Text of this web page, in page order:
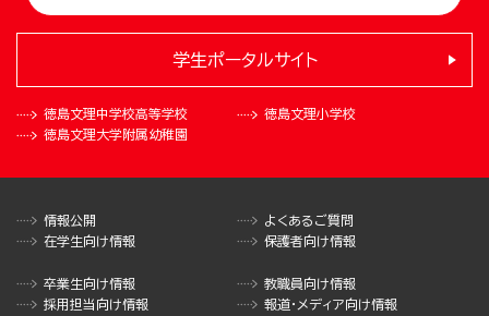
徳島文理中学校高等学校
徳島文理小学校
徳島文理大学附属幼稚園
学生ポータルサイト
情報公開
よくあるご質問
在学生向け情報
保護者向け情報
卒業生向け情報
教職員向け情報
採用担当向け情報
報道・メディア向け情報